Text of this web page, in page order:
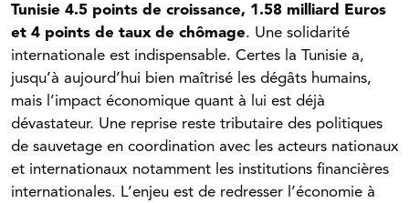
Tunisie 4.5 points de croissance, 1.58 milliard Euros
et 4 points de taux de chômage. Une solidarité
internationale est indispensable. Certes la Tunisie a,
jusqu’à aujourd’hui bien maîtrisé les dégâts humains,
mais l’impact économique quant à lui est déjà
dévastateur. Une reprise reste tributaire des politiques
de sauvetage en coordination avec les acteurs nationaux
et internationaux notamment les institutions financières
internationales. L’enjeu est de redresser l’économie à